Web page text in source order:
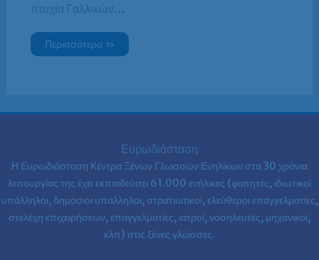
πτυχία Γαλλικών…
Περισσότερα »
Ευρωδιάσταση
Η Ευρωδιάσταση Κέντρα Ξένων Γλωσσών Ενηλίκων στα 30 χρόνια
λειτουργίας της έχει εκπαιδεύσει 61.000 ενήλικες (φοιτητές, ιδιωτικοί
υπάλληλοι, δημόσιοι υπάλληλοι, στρατιωτικοί, ελεύθεροι επαγγελματίες,
στελέχη επιχειρήσεων, επαγγελματίες, ιατροί, νοσηλευτές, μηχανικοί,
κλπ) στις ξένες γλώσσες.